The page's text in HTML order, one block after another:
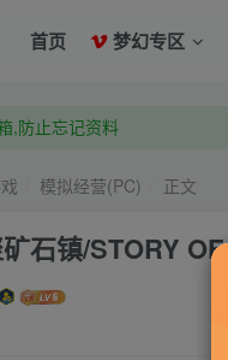
首页 梦幻专区
录 ,拥有本站会员用户及时
录 ,拥有本站会员用户及时
模拟经营(PC) 正文
石镇/STORY